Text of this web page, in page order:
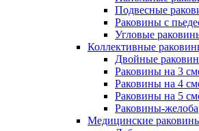
Подвесные
Раковины с
Угловые
Коллективные
Двойные
Раковины на 3
Раковины на 4
Раковины на 5
Раковины-желоба
Медицинские